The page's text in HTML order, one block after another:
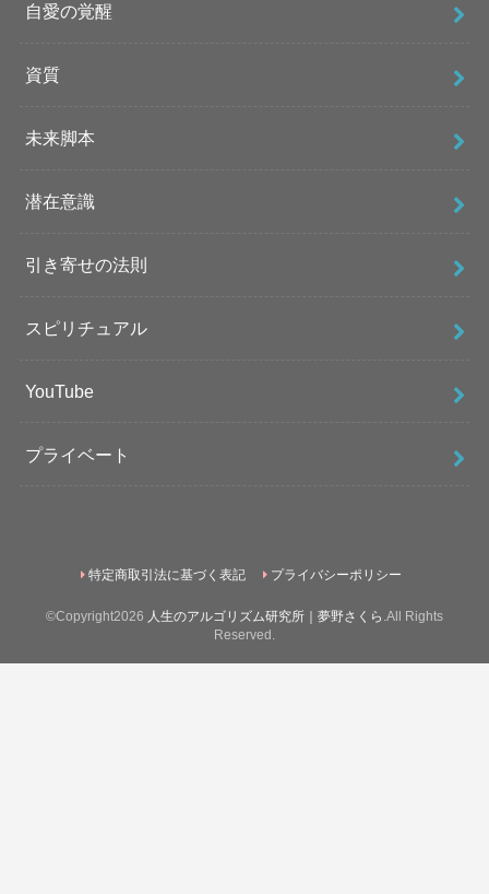
自愛の覚醒
資質
未来脚本
潜在意識
引き寄せの法則
スピリチュアル
YouTube
プライベート
特定商取引法に基づく表記 プライバシーポリシー
©Copyright2026 人生のアルゴリズム研究所｜夢野さくら .All Rights
Reserved.